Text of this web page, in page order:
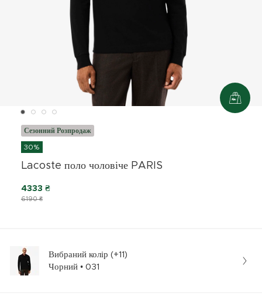
Сезонний Розпродаж
30%
Lacoste поло чоловіче PARIS
6190 ₴
4333 ₴
Вибраний колір (+11)
Чорний • 031